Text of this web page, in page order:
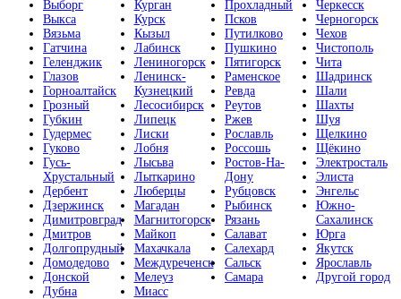
Выборг
Выкса
Вязьма
Гатчина
Геленджик
Глазов
Горноалтайск
Грозный
Губкин
Гудермес
Гуково
Гусь-
Хрустальный
Дербент
Дзержинск
Димитровград
Дмитров
Долгопрудный
Домодедово
Донской
Дубна
Курган
Курск
Кызыл
Лабинск
Лениногорск
Ленинск-
Кузнецкий
Лесосибирск
Липецк
Лиски
Лобня
Лысьва
Лыткарино
Люберцы
Магадан
Магнитогорск
Майкоп
Махачкала
Междуреченск
Мелеуз
Миасс
Прохладный
Псков
Путилково
Пушкино
Пятигорск
Раменское
Ревда
Реутов
Ржев
Рославль
Россошь
Ростов-На-
Дону
Рубцовск
Рыбинск
Рязань
Салават
Салехард
Сальск
Самара
Черкесск
Черногорск
Чехов
Чистополь
Чита
Шадринск
Шали
Шахты
Шуя
Щелкино
Щёкино
Электросталь
Элиста
Энгельс
Южно-
Сахалинск
Юрга
Якутск
Ярославль
Другой город